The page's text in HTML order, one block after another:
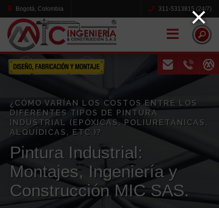
Bogotá, Colombia 311-5313815 (24/7)
¿CÓMO VARÍAN LOS COSTOS ENTRE LOS
DIFERENTES TIPOS DE PINTURA
INDUSTRIAL (EPÓXICAS, POLIURETÁNICAS,
ALQUÍDICAS, ETC.)?
Pintura Industrial:
Montajes, Ingeniería y
Construcción MIC SAS.
×